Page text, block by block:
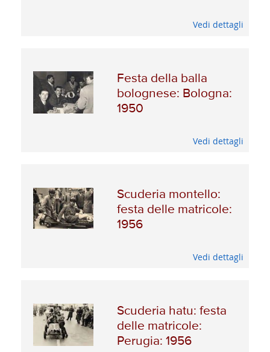
Vedi dettagli
Festa della balla
bolognese: Bologna:
1950
Vedi dettagli
Scuderia montello:
festa delle matricole:
1956
Vedi dettagli
Scuderia hatu: festa
delle matricole:
Perugia: 1956